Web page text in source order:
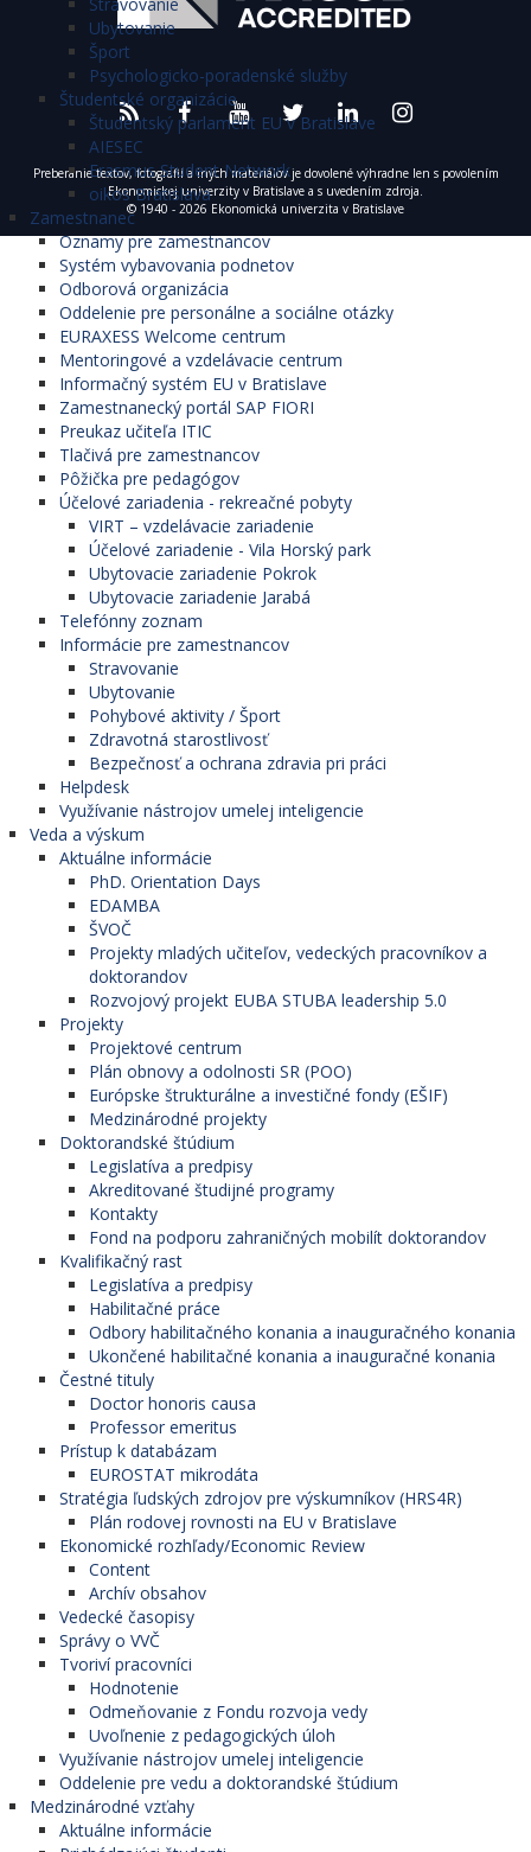
Ubytovanie
Šport
Psychologicko-poradenské služby
Študentské organizácie
Študentský parlament EU v Bratislave
AIESEC
Erasmus Student Network
oikos Bratislava
Zamestnanec
Oznamy pre zamestnancov
Systém vybavovania podnetov
Odborová organizácia
Oddelenie pre personálne a sociálne otázky
EURAXESS Welcome centrum
Mentoringové a vzdelávacie centrum
Informačný systém EU v Bratislave
Zamestnanecký portál SAP FIORI
Preukaz učiteľa ITIC
Tlačivá pre zamestnancov
Pôžička pre pedagógov
Účelové zariadenia - rekreačné pobyty
VIRT – vzdelávacie zariadenie
Účelové zariadenie - Vila Horský park
Ubytovacie zariadenie Pokrok
Ubytovacie zariadenie Jarabá
Telefónny zoznam
Informácie pre zamestnancov
Stravovanie
Ubytovanie
Pohybové aktivity / Šport
Zdravotná starostlivosť
Bezpečnosť a ochrana zdravia pri práci
Helpdesk
Využívanie nástrojov umelej inteligencie
Veda a výskum
Aktuálne informácie
PhD. Orientation Days
EDAMBA
ŠVOČ
Projekty mladých učiteľov, vedeckých pracovníkov a
doktorandov
Rozvojový projekt EUBA STUBA leadership 5.0
Projekty
Projektové centrum
Plán obnovy a odolnosti SR (POO)
Európske štrukturálne a investičné fondy (EŠIF)
Medzinárodné projekty
Doktorandské štúdium
Legislatíva a predpisy
Akreditované študijné programy
Kontakty
Fond na podporu zahraničných mobilít doktorandov
Kvalifikačný rast
Legislatíva a predpisy
Habilitačné práce
Odbory habilitačného konania a inauguračného konania
Ukončené habilitačné konania a inauguračné konania
Čestné tituly
Doctor honoris causa
Professor emeritus
Prístup k databázam
EUROSTAT mikrodáta
Stratégia ľudských zdrojov pre výskumníkov (HRS4R)
Plán rodovej rovnosti na EU v Bratislave
Ekonomické rozhľady/Economic Review
Content
Archív obsahov
Vedecké časopisy
Správy o VVČ
Tvoriví pracovníci
Hodnotenie
Odmeňovanie z Fondu rozvoja vedy
Uvoľnenie z pedagogických úloh
Využívanie nástrojov umelej inteligencie
Oddelenie pre vedu a doktorandské štúdium
Medzinárodné vzťahy
Aktuálne informácie
Preberanie textov, fotografií a iných materiálov je dovolené výhradne len s povolením
Ekonomickej univerzity v Bratislave a s uvedením zdroja.
© 1940 - 2026 Ekonomická univerzita v Bratislave